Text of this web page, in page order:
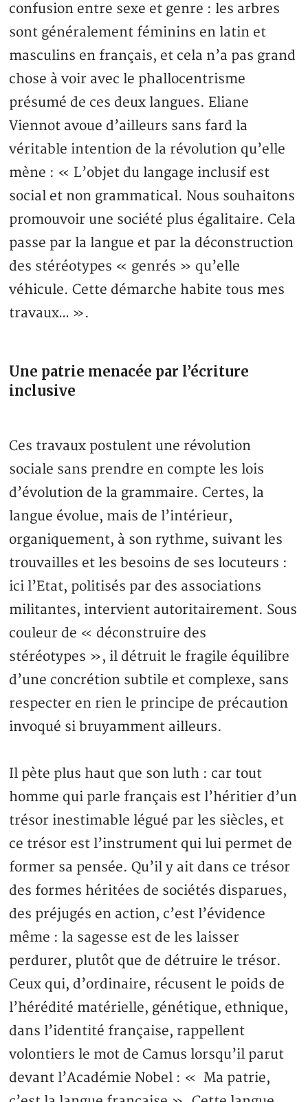
confusion entre sexe et genre : les arbres
sont généralement féminins en latin et
masculins en français, et cela n’a pas grand
chose à voir avec le phallocentrisme
présumé de ces deux langues. Eliane
Viennot avoue d’ailleurs sans fard la
véritable intention de la révolution qu’elle
mène : « L’objet du langage inclusif est
social et non grammatical. Nous souhaitons
promouvoir une société plus égalitaire. Cela
passe par la langue et par la déconstruction
des stéréotypes « genrés » qu’elle
véhicule. Cette démarche habite tous mes
travaux… ».
Une patrie menacée par l’écriture
inclusive
Ces travaux postulent une révolution
sociale sans prendre en compte les lois
d’évolution de la grammaire. Certes, la
langue évolue, mais de l’intérieur,
organiquement, à son rythme, suivant les
trouvailles et les besoins de ses locuteurs :
ici l’Etat, politisés par des associations
militantes, intervient autoritairement. Sous
couleur de « déconstruire des
stéréotypes », il détruit le fragile équilibre
d’une concrétion subtile et complexe, sans
respecter en rien le principe de précaution
invoqué si bruyamment ailleurs.
Il pète plus haut que son luth : car tout
homme qui parle français est l’héritier d’un
trésor inestimable légué par les siècles, et
ce trésor est l’instrument qui lui permet de
former sa pensée. Qu’il y ait dans ce trésor
des formes héritées de sociétés disparues,
des préjugés en action, c’est l’évidence
même : la sagesse est de les laisser
perdurer, plutôt que de détruire le trésor.
Ceux qui, d’ordinaire, récusent le poids de
l’hérédité matérielle, génétique, ethnique,
dans l’identité française, rappellent
volontiers le mot de Camus lorsqu’il parut
devant l’Académie Nobel : « Ma patrie,